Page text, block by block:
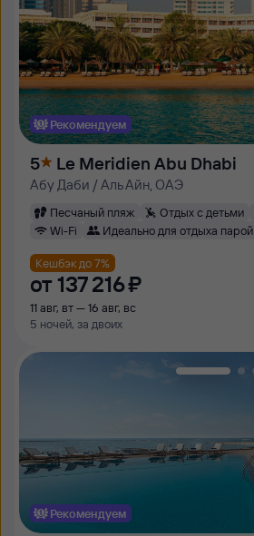
Рекомендуем
5 Le Meridien Abu Dhabi
Абу Даби / Аль Айн, ОАЭ
Песчаный пляж Отдых с детьми
Wi-Fi
Идеально для отдыха парой
Кешбэк до 7%
от 137 ⁠216 ⁠₽
11 авг, вт — 16 авг, вс
5 ночей, за двоих
Рекомендуем